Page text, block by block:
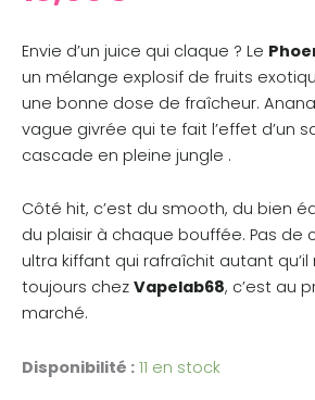
Envie d’un juice qui claque ? Le
un mélange explosif de fruits
une bonne dose de fraîcheur.
vague givrée qui te fait l’effet d’un
cascade en pleine jungle .
Côté hit, c’est du smooth, du bien
du plaisir à chaque bouffée. Pas de
ultra kiffant qui rafraîchit autant
toujours chez Vapelab68, c’est au
marché.
Disponibilité : 11 en stock